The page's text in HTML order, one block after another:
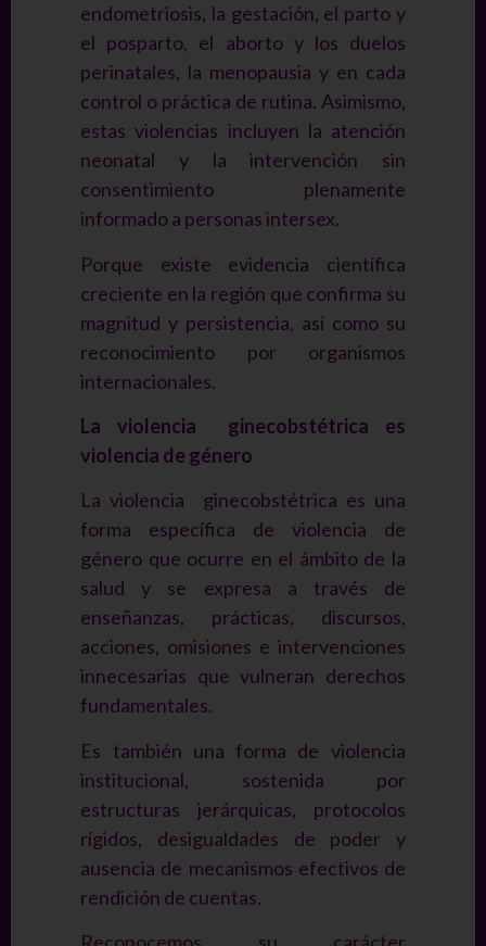
endometriosis, la gestación, el parto y
el posparto, el aborto y los duelos
perinatales, la menopausia y en cada
control o práctica de rutina. Asimismo,
estas violencias incluyen la atención
neonatal y la intervención sin
consentimiento plenamente
informado a personas intersex.
Porque existe evidencia científica
creciente en la región que confirma su
magnitud y persistencia, así como su
reconocimiento por organismos
internacionales.
La violencia ginecobstétrica es
violencia de género
La violencia ginecobstétrica es una
forma específica de violencia de
género que ocurre en el ámbito de la
salud y se expresa a través de
enseñanzas, prácticas, discursos,
acciones, omisiones e intervenciones
innecesarias que vulneran derechos
fundamentales.
Es también una forma de violencia
institucional, sostenida por
estructuras jerárquicas, protocolos
rígidos, desigualdades de poder y
ausencia de mecanismos efectivos de
rendición de cuentas.